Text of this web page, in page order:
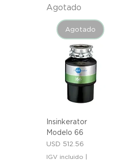
Agotado
Agotado
Insinkerator
Modelo 66
Precio
USD 512.56
IGV incluido